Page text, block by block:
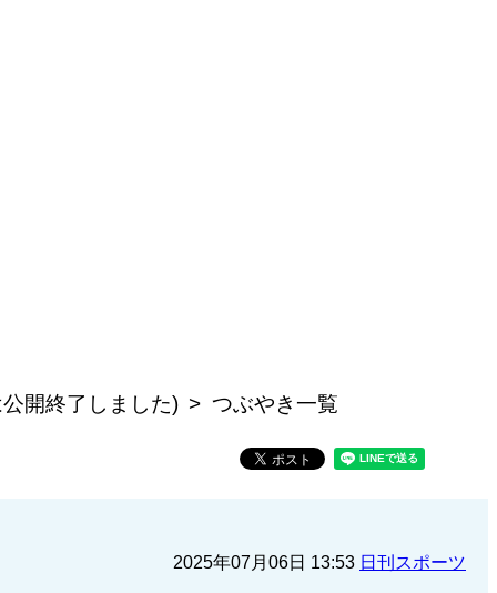
開終了しました) つぶやき一覧
2025年07月06日 13:53 日刊スポーツ